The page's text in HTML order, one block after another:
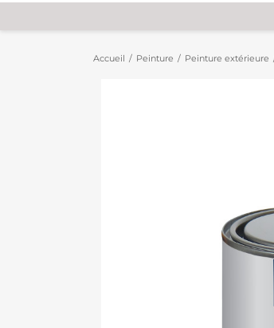
Accueil Peinture Peinture extérieure